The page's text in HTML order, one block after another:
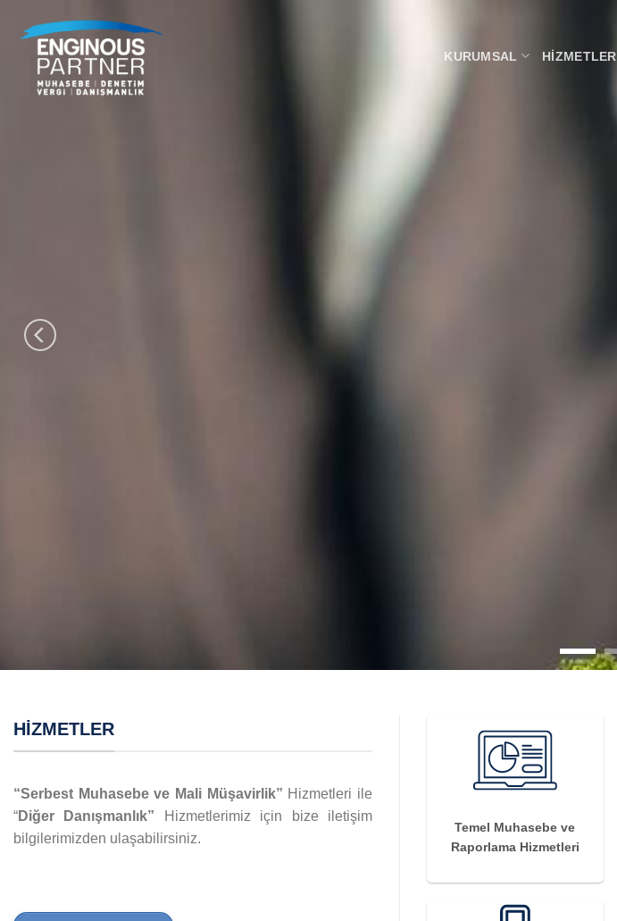
atla
KURUMSAL HIZMETLER
HIZMETLER
“Serbest Muhasebe ve Mali Müşavirlik” Hizmetleri ile
“Diğer Danışmanlık” Hizmetlerimiz için bize iletişim
bilgilerimizden ulaşabilirsiniz.
Temel Muhasebe ve
Raporlama Hizmetleri